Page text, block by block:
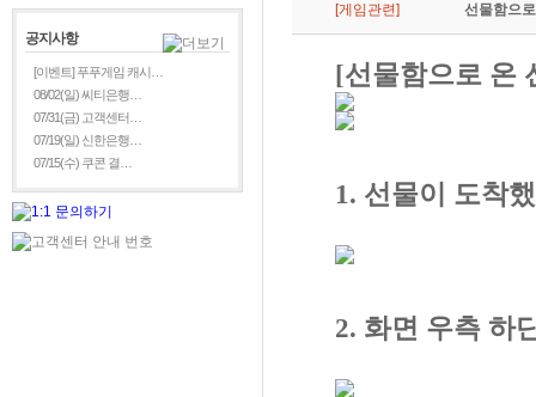
공지사항
[이벤트] 푸푸게임 캐시…
08/02(일) 씨티은행…
07/31(금) 고객센터…
07/19(일) 신한은행…
07/15(수) 쿠콘 결…
[게임관련] 선물함으
[선물함으로 온
1. 선물이 도착
2. 화면 우측 하